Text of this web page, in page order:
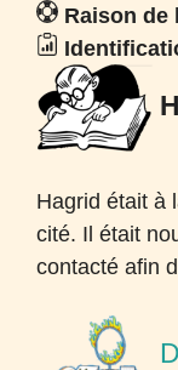
Raison de
Hagrid était à
cité. Il était
contacté afin